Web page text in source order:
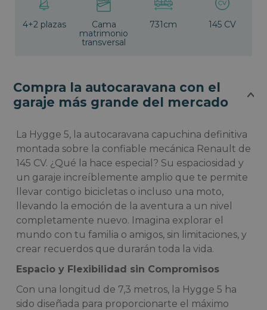
4+2 plazas
Cama
matrimonio
transversal
731cm 145 CV
Compra la autocaravana con el
garaje más grande del mercado
La Hygge 5, la autocaravana capuchina definitiva
montada sobre la confiable mecánica Renault de
145 CV. ¿Qué la hace especial? Su espaciosidad y
un garaje increíblemente amplio que te permite
llevar contigo bicicletas o incluso una moto,
llevando la emoción de la aventura a un nivel
completamente nuevo. Imagina explorar el
mundo con tu familia o amigos, sin limitaciones, y
crear recuerdos que durarán toda la vida.
Espacio y Flexibilidad sin Compromisos
Con una longitud de 7,3 metros, la Hygge 5 ha
sido diseñada para proporcionarte el máximo